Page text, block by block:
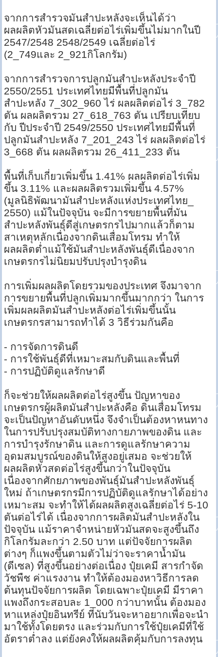
จากการสำรวจมันสำปะหลังจะเห็นได้ว่า
ผลผลิตหัวมันสดเฉลี่ยต่อไร่เพิ่มขึ้นไม่มากในปี
2547/2548 2548/2549 เฉลี่ยต่อไร่
(2_749และ 2_921กิโลกรัม)
จากการสำรวจการปลูกมันสำปะหลังประจำปี
2550/2551 ประเทศไทยมีพื้นที่ปลูกมัน
สำปะหลัง 7_302_960 ไร่ ผลผลิตต่อไร่ 3_782
ตัน ผลผลิตรวม 27_618_763 ตัน เปรียบเทียบ
กับ ปีประจำปี 2549/2550 ประเทศไทยมีพื้นที่
ปลูกมันสำปะหลัง 7_201_243 ไร่ ผลผลิตต่อไร่
3_668 ตัน ผลผลิตรวม 26_411_233 ตัน
พื้นที่เก็บเกี่ยวเพิ่มขึ้น 1.41% ผลผลิตต่อไร่เพิ่ม
ขึ้น 3.11% และผลผลิตรวมเพิ่มขึ้น 4.57%
(มูลนิธิพัฒนามันสำปะหลังแห่งประเทศไทย_
2550) แม้ในปัจจุบัน จะมีการขยายพื้นที่มัน
สำปะหลังพันธุ์ดีสู่เกษตรกรไปมากแล้วก็ตาม
สาเหตุหลักเนื่องจากดินเสื่อมโทรม ทำให้
ผลผลิตต่ำแม้ใช้มันสำปะหลังพันธุ์ดีเนื่องจาก
เกษตรกรไม่นิยมปรับปรุงบำรุงดิน
การเพิ่มผลผลิตโดยรวมของประเทศ จึงมาจาก
การขยายพื้นที่ปลูกเพิ่มมากขึ้นมากกว่า ในการ
เพิ่มผลผลิตมันสำปะหลังต่อไร่เพิ่มขึ้นนั้น
เกษตรกรสามารถทำได้ 3 วิธีร่วมกันคือ
- การจัดการดินดี
- การใช้พันธุ์ดีที่เหมาะสมกับดินและพื้นที่
- การปฏิบัติดูแลรักษาดี
ก็จะช่วยให้ผลผลิตต่อไร่สูงขึ้น ปัญหาของ
เกษตรกรผู้ผลิตมันสำปะหลังคือ ดินเสื่อมโทรม
จะเป็นปัญหาอันดับหนึ่ง จึงจำเป็นต้องหาหนทาง
ในการปรับปรุงสมบัติทางกายภาพของดิน และ
การบำรุงรักษาดิน และการดูแลรักษาความ
อุดมสมบูรณ์ของดินให้สูงอยู่เสมอ จะช่วยให้
ผลผลิตหัวสดต่อไร่สูงขึ้นกว่าในปัจจุบัน
เนื่องจากศักยภาพของพันธุ์มันสำปะหลังพันธุ์
ใหม่ ถ้าเกษตรกรมีการปฏิบัติดูแลรักษาได้อย่าง
เหมาะสม จะทำให้ได้ผลผลิตสูงเฉลี่ยต่อไร่ 5-10
ตันต่อไร่ได้ เนื่องจากการผลิตมันสำปะหลังใน
ปัจจุบัน แม้ราคาจำหน่ายหัวมันสดจะสูงขึ้นถึง
กิโลกรัมละกว่า 2.50 บาท แต่ปัจจัยการผลิต
ต่างๆ ก็แพงขึ้นตามตัวไม่ว่าจะราคาน้ำมัน
(ดีเซล) ที่สูงขึ้นอย่างต่อเนื่อง ปุ๋ยเคมี สารกำจัด
วัชพืช ค่าแรงงาน ทำให้ต้องมองหาวิธีการลด
ต้นทุนปัจจัยการผลิต โดยเฉพาะปุ๋ยเคมี มีราคา
แพงถึงกระสอบละ 1_000 กว่าบาทนั้น ต้องมอง
หาแหล่งปุ๋ยอินทรีย์ ที่นับวันจะหาอยากเพื่อจะนำ
มาใช้ทั้งโดยตรง และร่วมกับการใช้ปุ๋ยเคมีที่ใช้
อัตราต่ำลง แต่ยังคงให้ผลผลิตคุ้มกับการลงทุน